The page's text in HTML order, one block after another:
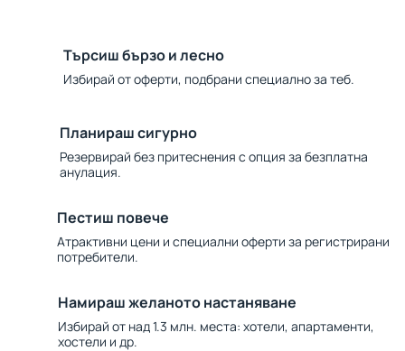
Търсиш бързо и лесно
Избирай от оферти, подбрани специално за теб.
Планираш сигурно
Резервирай без притеснения с опция за безплатна
анулация.
Пестиш повече
Атрактивни цени и специални оферти за регистрирани
потребители.
Намираш желаното настаняване
Избирай от над 1.3 млн. места: хотели, апартаменти,
хостели и др.